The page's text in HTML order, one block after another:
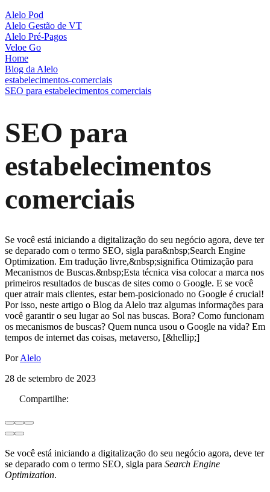
Alelo Pod
Alelo Gestão de VT
Alelo Pré-Pagos
Veloe Go
Home
Blog da Alelo
estabelecimentos-comerciais
SEO para estabelecimentos comerciais
SEO para
estabelecimentos
comerciais
Se você está iniciando a digitalização do seu negócio agora, deve ter
se deparado com o termo SEO, sigla para&nbsp;Search Engine
Optimization. Em tradução livre,&nbsp;significa Otimização para
Mecanismos de Buscas.&nbsp;Esta técnica visa colocar a marca nos
primeiros resultados de buscas de sites como o Google. E se você
quer atrair mais clientes, estar bem-posicionado no Google é crucial!
Por isso, neste artigo o Blog da Alelo traz algumas informações para
você garantir o seu lugar ao Sol nas buscas. Bora? Como funcionam
os mecanismos de buscas? Quem nunca usou o Google na vida? Em
tempos de internet das coisas, metaverso, [&hellip;]
PorAlelo
28 de setembro de 2023
Compartilhe:
Se você está iniciando a digitalização do seu negócio agora, deve ter
se deparado com o termo SEO, sigla para Search Engine
Optimization.